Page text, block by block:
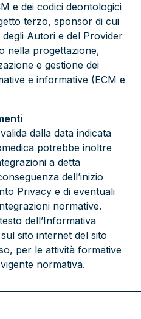
e dei codici deontologici
terzo, sponsor di cui
Autori e del Provider
nella progettazione,
e gestione dei
e informative (ECM e
dalla data indicata
potrebbe inoltre
a detta
dell’inizio
Privacy e di eventuali
normative.
dell’Informativa
sito internet del sito
per le attività formative
normativa.